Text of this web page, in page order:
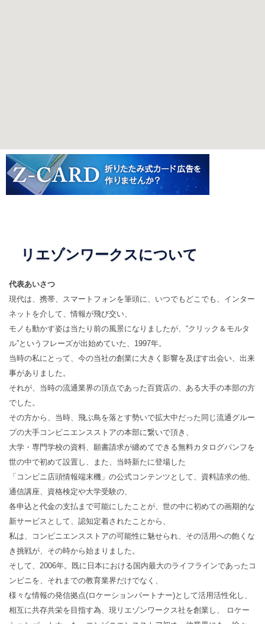
リエゾンワークスについて
代表あいさつ
現代は、携帯、スマートフォンを筆頭に、いつでもどこでも、インター
ネットを介して、情報が飛び交い、
モノも動かす姿は当たり前の風景になりましたが、“クリック＆モルタ
ル”というフレーズが出始めていた、1997年。
当時の私にとって、今の当社の創業に大きく影響を及ぼす出会い、出来
事がありました。
それが、当時の流通業界の頂点であった百貨店の、ある大手の本部の方
でした。
その方から、当時、飛ぶ鳥を落とす勢いで拡大中だった同じ流通グルー
プの大手コンビニエンスストアの本部に繋いで頂き、
大学・専門学校の資料、願書請求が纏めてできる無料カタログパンフを
世の中で初めて設置し、また、当時新たに登場した
「コンビニ店頭情報端末機」の公式コンテンツとして、資料請求の他、
通信講座、資格検定や大学受験の、
各申込と代金の支払まで可能にしたことが、世の中に初めての画期的な
新サービスとして、認知定着されたことから、
私は、コンビニエンスストアの可能性に魅せられ、その活用への飽くな
き挑戦が、その時から始まりました。
そして、2006年。既に日本における国内最大のライフラインであったコ
ンビニを、それまでの教育業界だけでなく、
様々な情報の発信拠点(ロケーションパートナー)として活用活性化し、
相互に共存共栄を目指す為、現リエゾンワークス社を創業し、 ロケー